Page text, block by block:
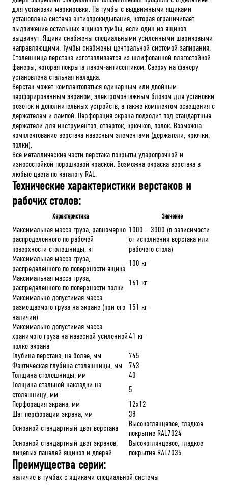
для установки маркировки. На тумбы с выдвижными ящиками
установлена система антиопрокидывания, которая ограничивает
выдвижение остальных ящиков тумбы, если один из ящиков
выдвинут. Ящики снабжены специальными усиленными шариковыми
направляющими. Тумбы снабжены центральной системой запирания.
Столешница верстака изготавливается из шлифованной влагостойкой
фанеры, которая покрыта лаком-антисептиком. Сверху на фанеру
установлена стальная наладка.
Верстак может комплектоваться одинарным или двойным
перфорированным экраном, электромонтажным блоком для установки
розеток и дополнительных устройств, а также комплектом освещения с
держателем и лампой. Перфорация экрана подходит под стандартные
держатели для инструментов, отверток, крючков, полок. Возможна
комплектование верстака навесным элементами (держатели, крючки,
полки).
Все металлические части верстака покрыты ударопрочной и
износостойкой порошковой краской. Возможна окраска верстака в
любые цвета по каталогу RAL.
Технические характеристики верстаков и
рабочих столов:
Характеристика Значение
Максимальная масса груза, равномерно
распределенного по рабочей
поверхности столешницы, кг
1000 – 3000 (в зависимости
от исполнения верстака или
рабочего стола)
Максимальная масса груза,
распределенного по поверхности ящика
100 кг
Максимальная масса груза,
распределенного по поверхности полки
161 кг
Максимально допустимая масса
размещаемого груза на экране (при его
наличии)
151 кг
Максимально допустимая масса
хранимого груза на навесной усиленной
полке экрана
41 кг
Глубина верстака, не более, мм
745
Фактическая глубина столешницы, мм
743
Толщина столешницы, мм
40
Толщина стальной накладки на
столешницу, мм
5
Перфорация экрана, мм
12х12
Шаг перфорации экрана, мм
38
Основной стандартный цвет верстака
Высокоглянцевое, гладкое
покрытие RAL7024
Основной стандартный цвет экранов,
лицевых панелей ящиков и дверей
Высокоглянцевое, гладкое
покрытие RAL7035
Преимущества серии:
наличие в тумбах с ящиками специальной системы